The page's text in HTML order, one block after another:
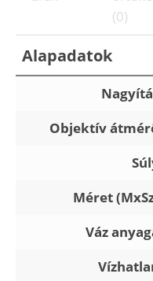
(0)
Alapadatok
Objektív
Méret
Váz